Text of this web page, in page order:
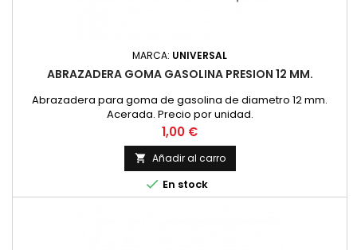
MARCA: UNIVERSAL
ABRAZADERA GOMA GASOLINA PRESION 12 MM.
Abrazadera para goma de gasolina de diametro 12 mm.
Acerada. Precio por unidad.
Precio
1,00 €
 Añadir al carro
 En stock